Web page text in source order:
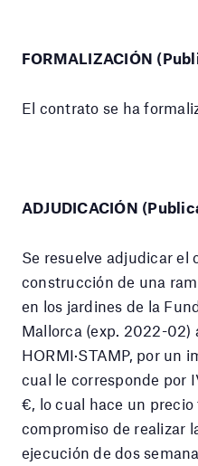
FORMALIZACIÓN
El contrato se ha
ADJUDICACIÓN
Se resuelve adjudicar el
construcción de una
en los jardines de la
Mallorca (exp. 2022-02)
HORMI·STAMP, por un
cual le corresponde por
€, lo cual hace un
compromiso de realizar
ejecución de dos